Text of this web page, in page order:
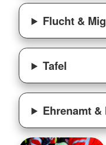
Flucht &
Tafel
Ehrenamt